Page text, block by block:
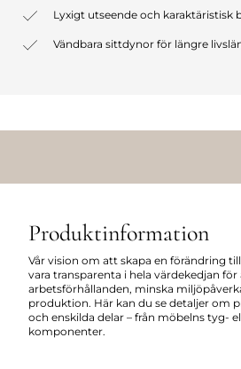
Lyxigt utseende och karaktäristisk
Vändbara sittdynor för längre
Produktinformation
Vår vision om att skapa en förändring
vara transparenta i hela värdekedjan
arbetsförhållanden, minska
produktion. Här kan du se detaljer om
och enskilda delar – från möbelns tyg-
komponenter.